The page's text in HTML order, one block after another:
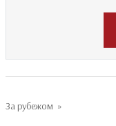
За рубежом »